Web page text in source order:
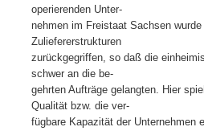
operierenden Unter-
nehmen im Freistaat Sachsen
Zuliefererstrukturen
zurückgegriffen, so daß die
schwer an die be-
gehrten Aufträge gelangten. Hier
Qualität bzw. die ver-
fügbare Kapazität der Unternehmen